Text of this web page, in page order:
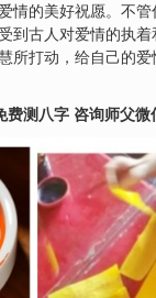
情的美好祝愿。不
到古人对爱情的执
所打动，给自己的
费测八字 咨询师父微